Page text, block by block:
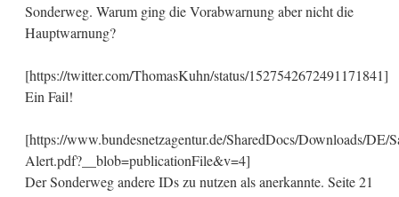
Sonderweg. Warum ging die Vorabwarnung aber nicht die
Hauptwarnung?
[https://twitter.com/ThomasKuhn/status/1527542672491171841]
Ein Fail!
[https://www.bundesnetzagentur.de/SharedDocs/Downloads/
Alert.pdf?__blob=publicationFile&v=4]
Der Sonderweg andere IDs zu nutzen als anerkannte. Seite 21